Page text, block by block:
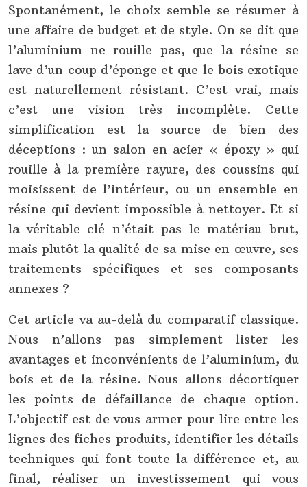
Spontanément, le choix semble se résumer à
une affaire de budget et de style. On se dit que
l’aluminium ne rouille pas, que la résine se
lave d’un coup d’éponge et que le bois exotique
est naturellement résistant. C’est vrai, mais
c’est une vision très incomplète. Cette
simplification est la source de bien des
déceptions : un salon en acier « époxy » qui
rouille à la première rayure, des coussins qui
moisissent de l’intérieur, ou un ensemble en
résine qui devient impossible à nettoyer. Et si
la véritable clé n’était pas le matériau brut,
mais plutôt la qualité de sa mise en œuvre, ses
traitements spécifiques et ses composants
annexes ?
Cet article va au-delà du comparatif classique.
Nous n’allons pas simplement lister les
avantages et inconvénients de l’aluminium, du
bois et de la résine. Nous allons décortiquer
les points de défaillance de chaque option.
L’objectif est de vous armer pour lire entre les
lignes des fiches produits, identifier les détails
techniques qui font toute la différence et, au
final, réaliser un investissement qui vous